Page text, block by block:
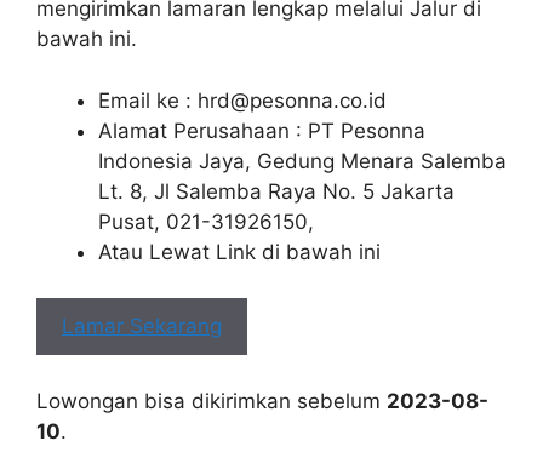
mengirimkan lamaran lengkap melalui Jalur di
bawah ini.
Email ke : hrd@pesonna.co.id
Alamat Perusahaan : PT Pesonna
Indonesia Jaya, Gedung Menara Salemba
Lt. 8, Jl Salemba Raya No. 5 Jakarta
Pusat, 021-31926150,
Atau Lewat Link di bawah ini
Lamar Sekarang
Lowongan bisa dikirimkan sebelum 2023-08-
10.